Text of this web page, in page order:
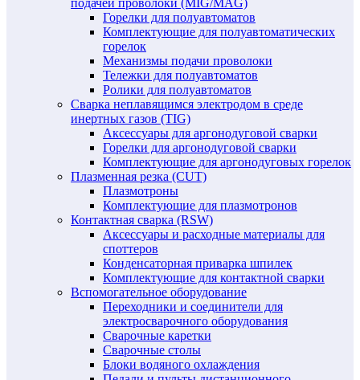
Горелки для полуавтоматов
Комплектующие для полуавтоматических
горелок
Механизмы подачи проволоки
Тележки для полуавтоматов
Ролики для полуавтоматов
Сварка неплавящимся электродом в среде
инертных газов (TIG)
Аксессуары для аргонодуговой сварки
Горелки для аргонодуговой сварки
Комплектующие для аргонодуговых горелок
Плазменная резка (CUT)
Плазмотроны
Комплектующие для плазмотронов
Контактная сварка (RSW)
Аксессуары и расходные материалы для
споттеров
Конденсаторная приварка шпилек
Комплектующие для контактной сварки
Вспомогательное оборудование
Переходники и соединители для
электросварочного оборудования
Сварочные каретки
Сварочные столы
Блоки водяного охлаждения